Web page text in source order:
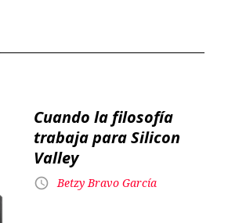
Cuando la filosofía
trabaja para Silicon
Valley
Betzy Bravo García